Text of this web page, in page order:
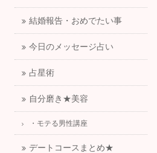
結婚報告・おめでたい事
今日のメッセージ占い
占星術
自分磨き★美容
・モテる男性講座
デートコースまとめ★